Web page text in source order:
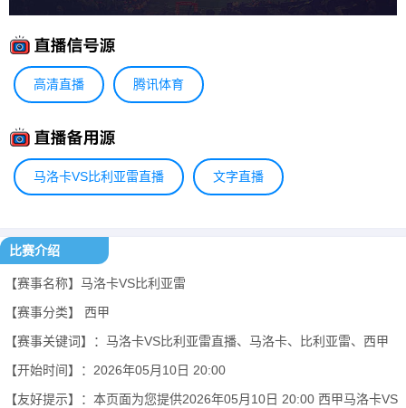
高清直播 腾讯体育
马洛卡VS比利亚雷直播 文字直播
比赛介绍
【赛事名称】马洛卡VS比利亚雷
【赛事分类】 西甲
【赛事关键词】：马洛卡VS比利亚雷直播、马洛卡、比利亚雷、西甲
【开始时间】：2026年05月10日 20:00
【友好提示】：本页面为您提供2026年05月10日 20:00 西甲马洛卡VS